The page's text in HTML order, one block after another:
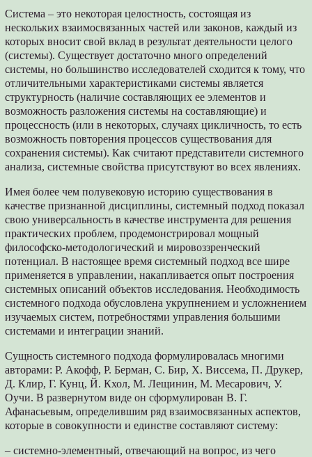
Система – это некоторая целостность, состоящая из
нескольких взаимосвязанных частей или законов, каждый из
которых вносит свой вклад в результат деятельности целого
(системы). Существует достаточно много определений
системы, но большинство исследователей сходится к тому, что
отличительными характеристиками системы является
структурность (наличие составляющих ее элементов и
возможность разложения системы на составляющие) и
процессность (или в некоторых, случаях цикличность, то есть
возможность повторения процессов существования для
сохранения системы). Как считают представители системного
анализа, системные свойства присутствуют во всех явлениях.
Имея более чем полувековую историю существования в
качестве признанной дисциплины, системный подход показал
свою универсальность в качестве инструмента для решения
практических проблем, продемонстрировал мощный
философско-методологический и мировоззренческий
потенциал. В настоящее время системный подход все шире
применяется в управлении, накапливается опыт построения
системных описаний объектов исследования. Необходимость
системного подхода обусловлена укрупнением и усложнением
изучаемых систем, потребностями управления большими
системами и интеграции знаний.
Сущность системного подхода формулировалась многими
авторами: Р. Акофф, Р. Берман, С. Бир, X. Виссема, П. Друкер,
Д. Клир, Г. Кунц, Й. Кхол, М. Лещинин, М. Месарович, У.
Оучи. В развернутом виде он сформулирован В. Г.
Афанасьевым, определившим ряд взаимосвязанных аспектов,
которые в совокупности и единстве составляют систему:
– системно-элементный, отвечающий на вопрос, из чего